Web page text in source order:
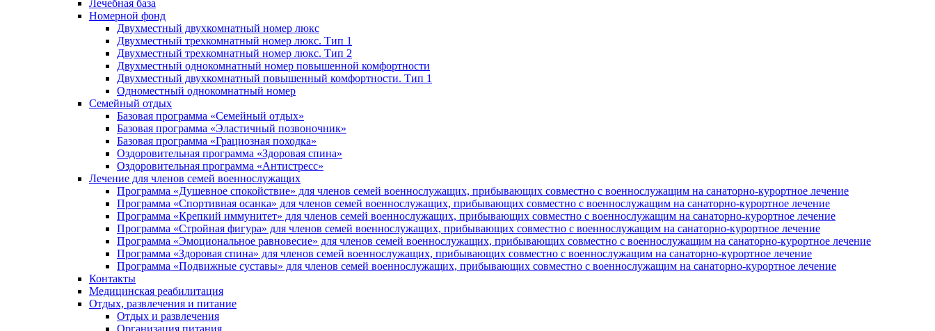
Лечебная база
Номерной фонд
Двухместный двухкомнатный номер люкс
Двухместный трехкомнатный номер люкс. Тип 1
Двухместный трехкомнатный номер люкс. Тип 2
Двухместный однокомнатный номер повышенной комфортности
Двухместный двухкомнатный повышенный комфортности. Тип 1
Одноместный однокомнатный номер
Семейный отдых
Базовая программа «Семейный отдых»
Базовая программа «Эластичный позвоночник»
Базовая программа «Грациозная походка»
Оздоровительная программа «Здоровая спина»
Оздоровительная программа «Антистресс»
Лечение для членов семей военнослужащих
Программа «Душевное спокойствие» для членов семей военнослужащих, прибывающих совместно с военнослужащим на санаторно-курортное лечение
Программа «Спортивная осанка» для членов семей военнослужащих, прибывающих совместно с военнослужащим на санаторно-курортное лечение
Программа «Крепкий иммунитет» для членов семей военнослужащих, прибывающих совместно с военнослужащим на санаторно-курортное лечение
Программа «Стройная фигура» для членов семей военнослужащих, прибывающих совместно с военнослужащим на санаторно-курортное лечение
Программа «Эмоциональное равновесие» для членов семей военнослужащих, прибывающих совместно с военнослужащим на санаторно-курортное лечение
Программа «Здоровая спина» для членов семей военнослужащих, прибывающих совместно с военнослужащим на санаторно-курортное лечение
Программа «Подвижные суставы» для членов семей военнослужащих, прибывающих совместно с военнослужащим на санаторно-курортное лечение
Контакты
Медицинская реабилитация
Отдых, развлечения и питание
Отдых и развлечения
Организация питания